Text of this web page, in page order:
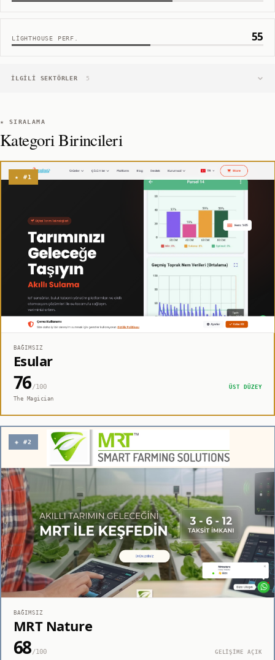
LIGHTHOUSE PERF. 55
İLGILI SEKTÖRLER 5
★ SIRALAMA
Kategori Birincileri
★ #1
BAĞIMSIZ
Esular
76/100
ÜST DÜZEY
The Magician
◈ #2
BAĞIMSIZ
MRT Nature
68/100 GELİŞİME AÇIK